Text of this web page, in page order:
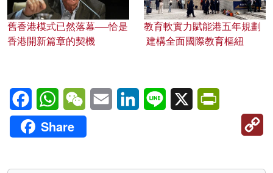
舊香港模式已然落幕──恰是
香港開新篇章的契機
教育軟實力賦能港五年規劃
建構全面國際教育樞紐
FacebookWhatsAppWeChatEmail LinkedInLine X
Share